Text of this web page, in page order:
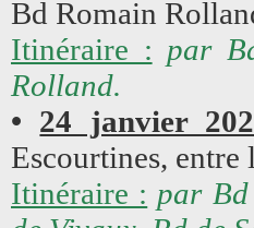
Bd Romain
Itinéraire : par
Rolland.
• 24 janvier
Escourtines,
Itinéraire : par